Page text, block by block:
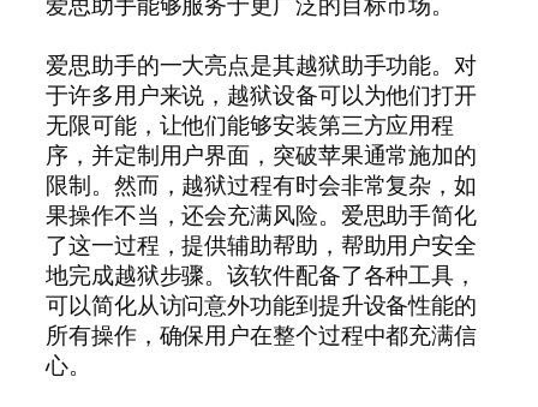
爱思助手的一大亮点是其越狱助手功能。对
于许多用户来说，越狱设备可以为他们打开
无限可能，让他们能够安装第三方应用程
序，并定制用户界面，突破苹果通常施加的
限制。然而，越狱过程有时会非常复杂，如
果操作不当，还会充满风险。爱思助手简化
了这一过程，提供辅助帮助，帮助用户安全
地完成越狱步骤。该软件配备了各种工具，
可以简化从访问意外功能到提升设备性能的
所有操作，确保用户在整个过程中都充满信
心。